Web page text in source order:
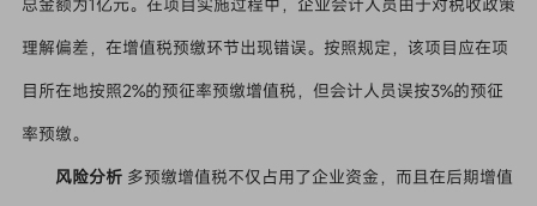
理解偏差，在增值税预缴环节出现错误。按照规定，该项目应在项
目所在地按照2%的预征率预缴增值税，但会计人员误按3%的预征
率预缴。
风险分析多预缴增值税不仅占用了企业资金，而且在后期增值